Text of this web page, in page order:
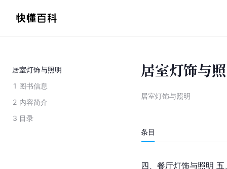
居室灯饰与照明
1 图书信息
2 内容简介
3 目录
居室灯饰与
居室灯饰与照明
条目
四、餐厅灯饰与照明